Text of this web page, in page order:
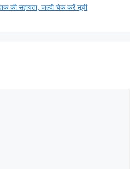
की सहायता, जल्दी चेक करें सूची